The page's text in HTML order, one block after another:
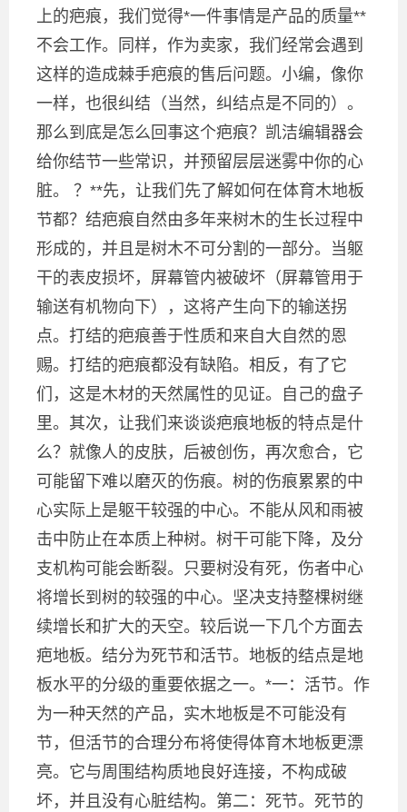
上的疤痕，我们觉得*一件事情是产品的质量**
不会工作。同样，作为卖家，我们经常会遇到
这样的造成棘手疤痕的售后问题。小编，像你
一样，也很纠结（当然，纠结点是不同的）。
那么到底是怎么回事这个疤痕？凯洁编辑器会
给你结节一些常识，并预留层层迷雾中你的心
脏。 ？**先，让我们先了解如何在体育木地板
节都？结疤痕自然由多年来树木的生长过程中
形成的，并且是树木不可分割的一部分。当躯
干的表皮损坏，屏幕管内被破坏（屏幕管用于
输送有机物向下），这将产生向下的输送拐
点。打结的疤痕善于性质和来自大自然的恩
赐。打结的疤痕都没有缺陷。相反，有了它
们，这是木材的天然属性的见证。自己的盘子
里。其次，让我们来谈谈疤痕地板的特点是什
么？就像人的皮肤，后被创伤，再次愈合，它
可能留下难以磨灭的伤痕。树的伤痕累累的中
心实际上是躯干较强的中心。不能从风和雨被
击中防止在本质上种树。树干可能下降，及分
支机构可能会断裂。只要树没有死，伤者中心
将增长到树的较强的中心。坚决支持整棵树继
续增长和扩大的天空。较后说一下几个方面去
疤地板。结分为死节和活节。地板的结点是地
板水平的分级的重要依据之一。*一：活节。作
为一种天然的产品，实木地板是不可能没有
节，但活节的合理分布将使得体育木地板更漂
亮。它与周围结构质地良好连接，不构成破
坏，并且没有心脏结构。第二：死节。死节的